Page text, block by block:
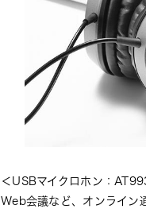
＜USBマイクロホン：
Web会議など、オンライン